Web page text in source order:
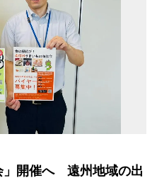
」開催へ 遠州地域の出